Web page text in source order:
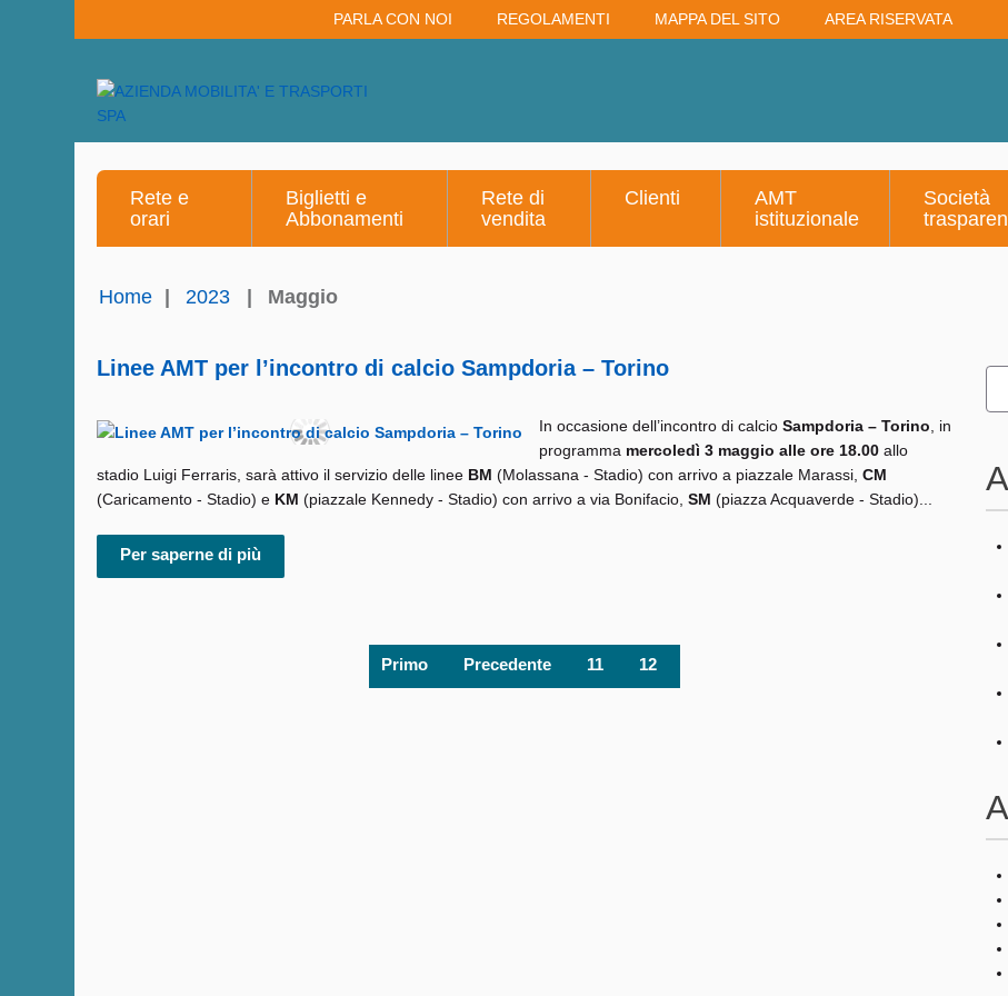
PARLA CON NOI REGOLAMENTI MAPPA DEL SITO AREA RISERVATA
Rete e
orari
Biglietti e
Abbonamenti
Rete di
vendita
Clienti
AMT
istituzionale
Società
Home 2023 Maggio
Linee AMT per l’incontro di calcio Sampdoria – Torino
In occasione dell’incontro di calcio Sampdoria – Torino , in
programma mercoledì 3 maggio alle ore 18.00 allo
stadio Luigi Ferraris, sarà attivo il servizio delle linee BM (Molassana - Stadio) con arrivo a piazzale Marassi, CM
(Caricamento - Stadio) e KM (piazzale Kennedy - Stadio) con arrivo a via Bonifacio, SM (piazza Acquaverde - Stadio)...
Per saperne di più
Primo Precedente 11 12